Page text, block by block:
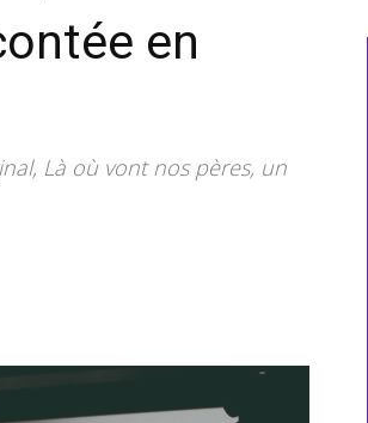
en
Là où vont nos pères, un